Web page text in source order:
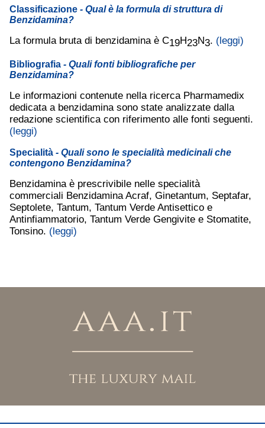
Classificazione - Qual è la formula di struttura di
Benzidamina?
La formula bruta di benzidamina è C19H23N3. (leggi)
Bibliografia - Quali fonti bibliografiche per
Benzidamina?
Le informazioni contenute nella ricerca Pharmamedix
dedicata a benzidamina sono state analizzate dalla
redazione scientifica con riferimento alle fonti seguenti.
(leggi)
Specialità - Quali sono le specialità medicinali che
contengono Benzidamina?
Benzidamina è prescrivibile nelle specialità
commerciali Benzidamina Acraf, Ginetantum, Septafar,
Septolete, Tantum, Tantum Verde Antisettico e
Antinfiammatorio, Tantum Verde Gengivite e Stomatite,
Tonsino. (leggi)